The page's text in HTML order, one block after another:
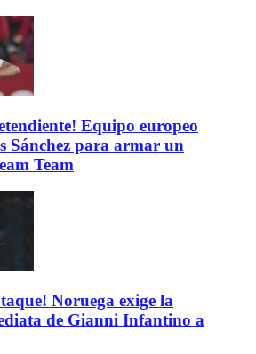
Equipo europeo
Sánchez para armar un
Team
Noruega exige la
de Gianni Infantino a